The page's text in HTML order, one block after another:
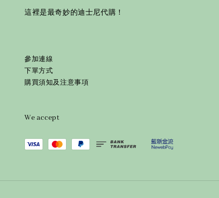
這裡是最奇妙的迪士尼代購！
參加連線
下單方式
購買須知及注意事項
We accept